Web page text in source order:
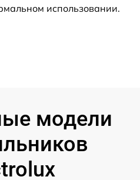
использовании.
модели